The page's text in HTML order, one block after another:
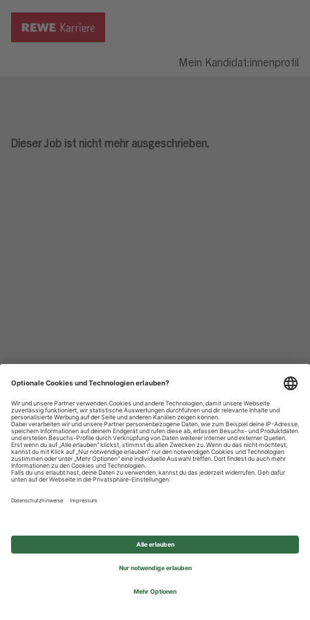
Mein Kandidat:innenprofil
Dieser Job ist nicht mehr ausgeschrieben.
Datenschutzhinweise
Impressum
Privatsphäre-Einstellungen
© 2026 REWE Group - All rights reserved